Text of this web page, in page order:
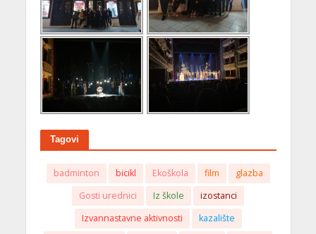
Tagovi
badminton bicikl Ekoškola film
glazba
Gosti urednici
Iz škole
izostanci
Izvannastavne aktivnosti
kazalište